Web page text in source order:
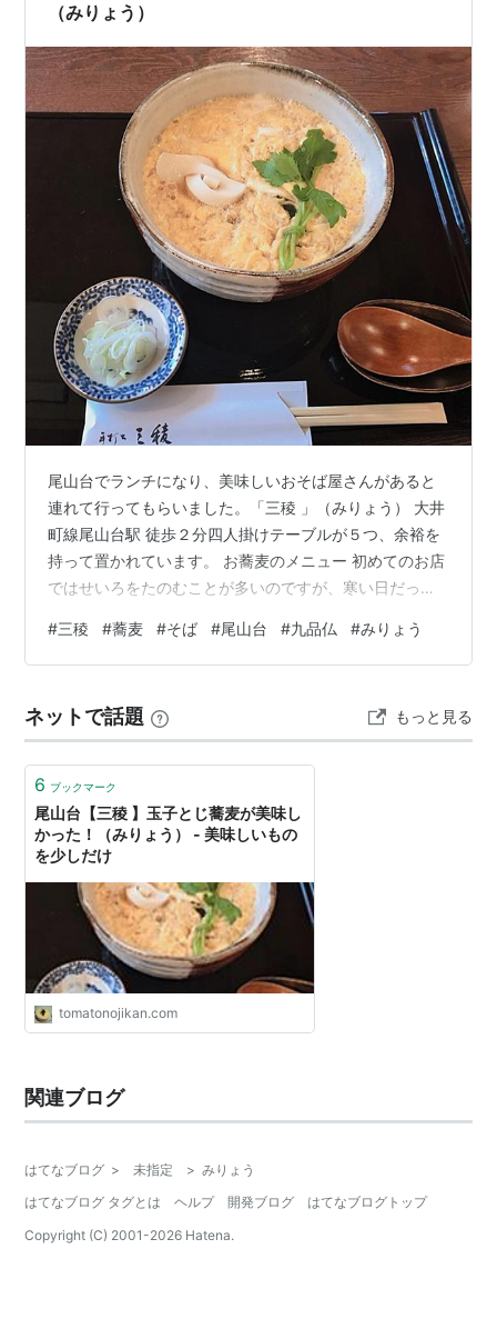
（みりょう）
尾山台でランチになり、美味しいおそば屋さんがあると
連れて行ってもらいました。「三稜 」（みりょう） 大井
町線尾山台駅 徒歩２分四人掛けテーブルが５つ、余裕を
持って置かれています。 お蕎麦のメニュー 初めてのお店
ではせいろをたのむことが多いのですが、寒い日だった
正解！ とってもとっても美味しかったです🥰フワフワの
玉子、お蕎麦の美味しさを引き立てる優しいお出汁。玉
けて麺に絡み、これがまた美味しい。あんまり美味しい
んで汁まで綺麗にいただきました。 こちらは「カレー南
蛮」 けっこうな量の豚の極薄切りが入…
#三稜 #蕎麦 #そば #尾山台 #九品仏 #みりょう
ネットで話題 もっと見る
6 ブックマーク
尾山台【三稜 】玉子とじ蕎麦が美味し
かった！（みりょう） - 美味しいもの
を少しだけ
tomatonojikan.com
関連ブログ
はてなブログ > 未指定 > みりょう
はてなブログ タグとは
ヘルプ 開発ブログ
はてなブログトップ
Copyright (C) 2001-2026 Hatena.